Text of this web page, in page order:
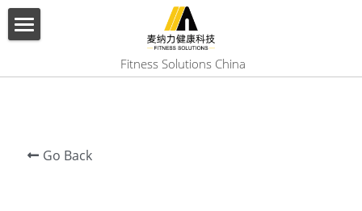
Fitness Solutions China
Go Back
BLOG CATEGORIES
All Categories